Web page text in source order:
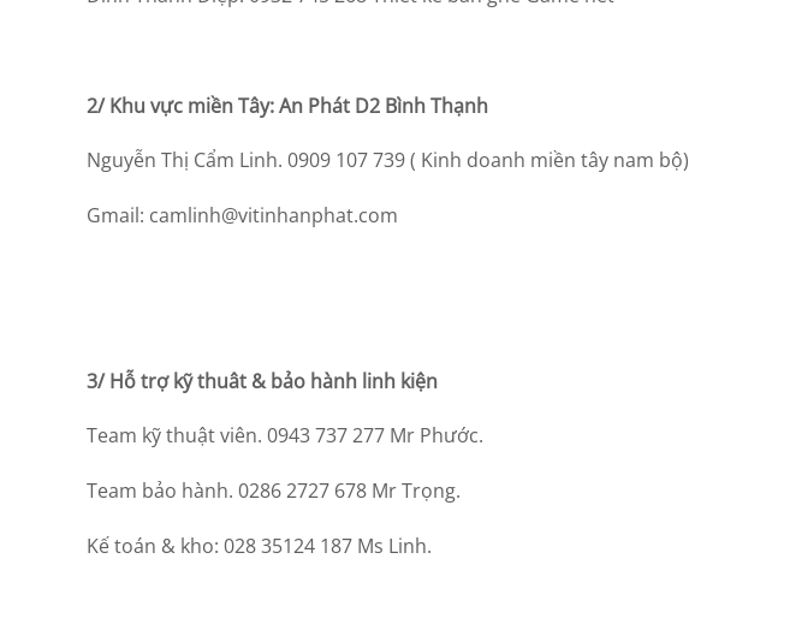
2/ Khu vực miền Tây: An Phát D2 Bình Thạnh
Nguyễn Thị Cẩm Linh. 0909 107 739 ( Kinh doanh miền tây nam bộ)
Gmail: camlinh@vitinhanphat.com
3/ Hỗ trợ kỹ thuât & bảo hành linh kiện
Team kỹ thuật viên. 0943 737 277 Mr Phước.
Team bảo hành. 0286 2727 678 Mr Trọng.
Kế toán & kho: 028 35124 187 Ms Linh.